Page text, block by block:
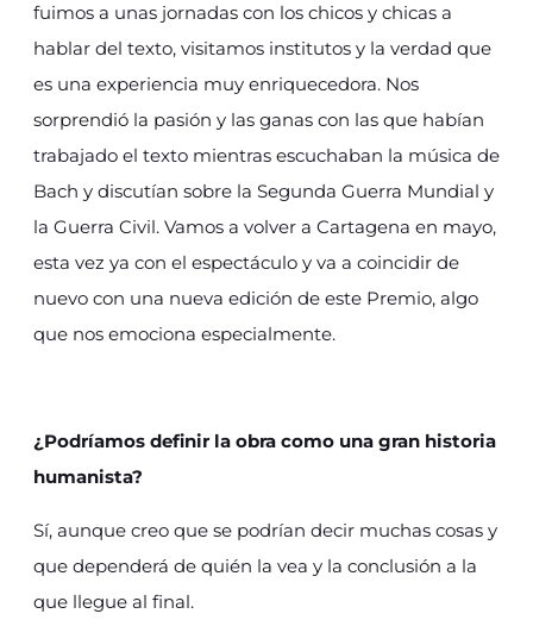
fuimos a unas jornadas con los chicos y chicas a
hablar del texto, visitamos institutos y la verdad que
es una experiencia muy enriquecedora. Nos
sorprendió la pasión y las ganas con las que habían
trabajado el texto mientras escuchaban la música de
Bach y discutían sobre la Segunda Guerra Mundial y
la Guerra Civil. Vamos a volver a Cartagena en mayo,
esta vez ya con el espectáculo y va a coincidir de
nuevo con una nueva edición de este Premio, algo
que nos emociona especialmente.
¿Podríamos definir la obra como una gran historia
humanista?
Sí, aunque creo que se podrían decir muchas cosas y
que dependerá de quién la vea y la conclusión a la
que llegue al final.